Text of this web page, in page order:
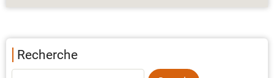
Recherche